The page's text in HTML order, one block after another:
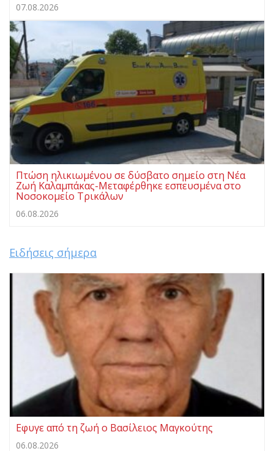
07.08.2026
Πτώση ηλικιωμένου σε δύσβατο σημείο στη Νέα
Ζωή Καλαμπάκας-Μεταφέρθηκε εσπευσμένα στο
Νοσοκομείο Τρικάλων
06.08.2026
Ειδήσεις σήμερα
Eφυγε από τη ζωή ο Βασίλειος Μαγκούτης
06.08.2026